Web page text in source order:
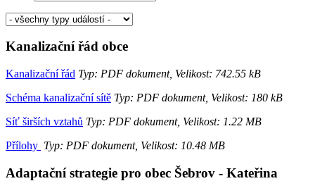
Kanalizační řád obce
Kanalizační řád Typ: PDF dokument, Velikost: 742.55 kB
Schéma kanalizační sítě Typ: PDF dokument, Velikost: 180 kB
Síť širších vztahů Typ: PDF dokument, Velikost: 1.22 MB
Přílohy Typ: PDF dokument, Velikost: 10.48 MB
Adaptační strategie pro obec Šebrov - Kateřina